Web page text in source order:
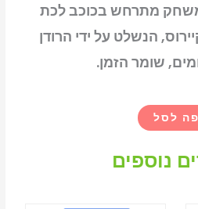
מתרחש בכוכב לכת
הנשלט על ידי הרודן
שומר הזמן.
לסל
נוספים